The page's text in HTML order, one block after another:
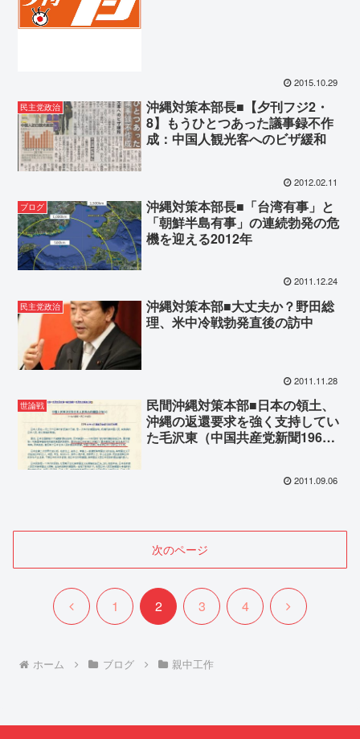
2015.10.29
民主党政治
沖縄対策本部長■【夕刊フジ2・
8】もうひとつあった議事録不作
成：中国人観光客へのビザ緩和
2012.02.11
ブログ
沖縄対策本部長■「台湾有事」と
「朝鮮半島有事」の連続勃発の危
機を迎える2012年
2011.12.24
民主党政治
沖縄対策本部■大丈夫か？野田総
理、米中冷戦勃発直後の訪中
2011.11.28
世論戦
民間沖縄対策本部■日本の領土、
沖縄の返還要求を強く支持してい
た毛沢東（中国共産党新聞1964
2011.09.06
次のページ
前
1 2 3 4
次
ホーム ブログ 親中工作